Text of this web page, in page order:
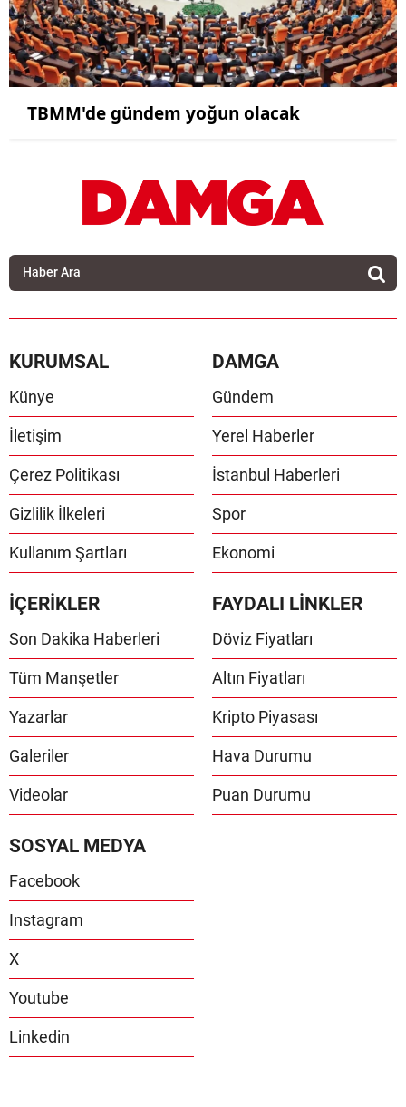
TBMM'de gündem yoğun olacak
KURUMSAL
Künye
İletişim
Çerez Politikası
Gizlilik İlkeleri
Kullanım Şartları
DAMGA
Gündem
Yerel Haberler
İstanbul Haberleri
Spor
Ekonomi
İÇERİKLER
Son Dakika Haberleri
Tüm Manşetler
Yazarlar
Galeriler
Videolar
FAYDALI LİNKLER
Döviz Fiyatları
Altın Fiyatları
Kripto Piyasası
Hava Durumu
Puan Durumu
SOSYAL MEDYA
Facebook
Instagram
X
Youtube
Linkedin